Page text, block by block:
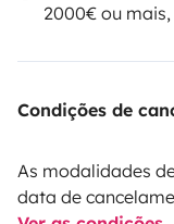
2000€ ou
Condições de
As modalidades
data de